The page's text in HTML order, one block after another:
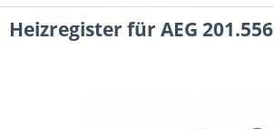
Heizregister für AEG 201.556